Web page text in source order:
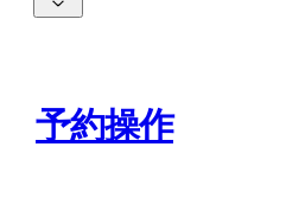
予約操作